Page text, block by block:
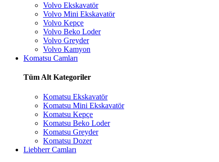
Volvo Ekskavatör
Volvo Mini Ekskavatör
Volvo Kepçe
Volvo Beko Loder
Volvo Greyder
Volvo Kamyon
Komatsu Camları
Tüm Alt Kategoriler
Komatsu Ekskavatör
Komatsu Mini Ekskavatör
Komatsu Kepçe
Komatsu Beko Loder
Komatsu Greyder
Komatsu Dozer
Liebherr Camları